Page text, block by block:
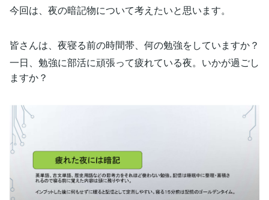
今回は、夜の暗記物について考えたいと思います。
皆さんは、夜寝る前の時間帯、何の勉強をしていますか？
一日、勉強に部活に頑張って疲れている夜。いかが過ごし
ますか？